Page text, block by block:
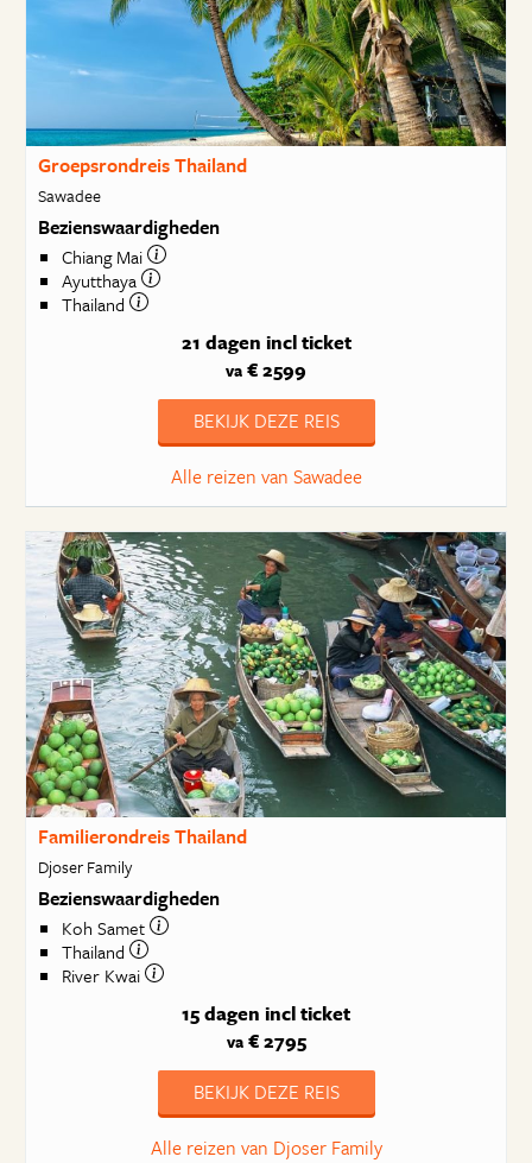
Groepsrondreis Thailand
Sawadee
Bezienswaardigheden
Chiang Mai
Ayutthaya
Thailand
21 dagen incl ticket
va € 2599
BEKIJK DEZE REIS
Alle reizen van Sawadee
Familierondreis Thailand
Djoser Family
Bezienswaardigheden
Koh Samet
Thailand
River Kwai
15 dagen incl ticket
va€ 2795
BEKIJK DEZE REIS
Alle reizen van Djoser Family